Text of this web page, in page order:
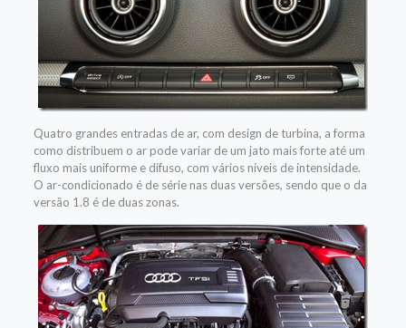
Quatro grandes entradas de ar, com design de turbina, a forma
como distribuem o ar pode variar de um jato mais forte até um
fluxo mais uniforme e difuso, com vários níveis de intensidade.
O ar-condicionado é de série nas duas versões, sendo que o da
versão 1.8 é de duas zonas.